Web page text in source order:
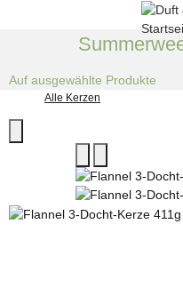
Auf ausgewählte Produkte
Alle Kerzen